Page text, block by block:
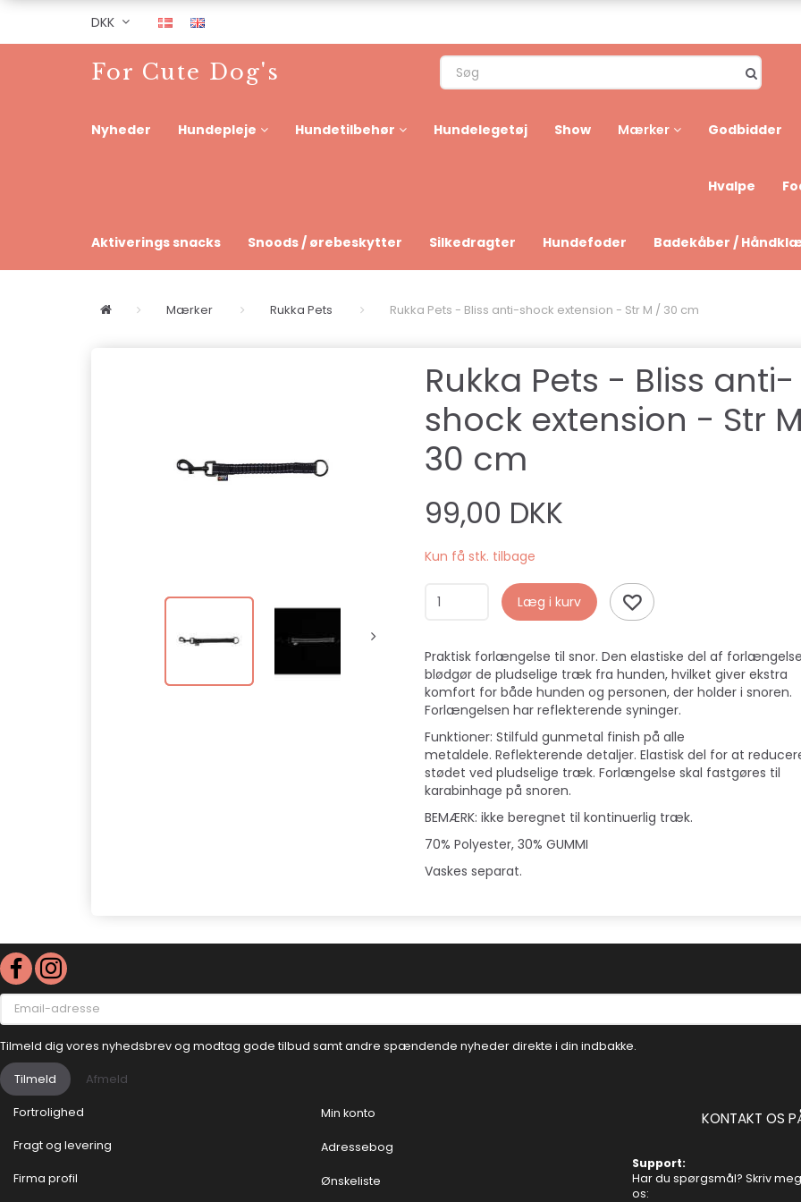
DKK
For Cute Dog's
Nyheder Hundepleje Hundetilbehør Hundelegetøj Show Mærker Godbidder
Hvalpe
Aktiverings snacks Snoods / ørebeskytter Silkedragter Hundefoder Badekåber /
Mærker Rukka Pets Rukka Pets - Bliss anti-shock extension - Str M / 30 cm
Rukka Pets - Bliss anti-
shock extension - Str
30 cm
99,00 DKK
Kun få stk. tilbage
Læg i kurv
Praktisk forlængelse til snor. Den elastiske del af
blødgør de pludselige træk fra hunden, hvilket giver ekstra
komfort for både hunden og personen, der holder i snoren.
Forlængelsen har reflekterende syninger.
Funktioner: Stilfuld gunmetal finish på alle
metaldele. Reflekterende detaljer. Elastisk del for at
stødet ved pludselige træk. Forlængelse skal fastgøres til
karabinhage på snoren.
BEMÆRK: ikke beregnet til kontinuerlig træk.
70% Polyester, 30% GUMMI
Vaskes separat.
Email-
adresse
Tilmeld dig vores nyhedsbrev og modtag gode tilbud samt andre spændende nyheder direkte i din indbakke.
Tilmeld Afmeld
Fortrolighed
Fragt og levering
Firma profil
Min konto
Adressebog
Ønskeliste
KONTAKT OS
Support:
Har du spørgsmål? Skriv
os: